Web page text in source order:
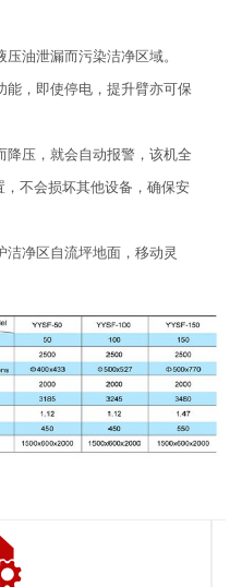
油泄漏而污染洁净区域。
能，即使停电，提升臂亦可保
降压，就会自动报警，该机全
不会损坏其他设备，确保安
净区自流坪地面，移动灵